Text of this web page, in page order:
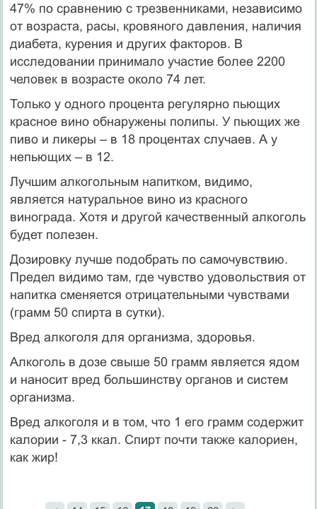
47% по сравнению с трезвенниками, независимо
от возраста, расы, кровяного давления, наличия
диабета, курения и других факторов. В
исследовании принимало участие более 2200
человек в возрасте около 74 лет.
Только у одного процента регулярно пьющих
красное вино обнаружены полипы. У пьющих же
пиво и ликеры – в 18 процентах случаев. А у
непьющих – в 12.
Лучшим алкогольным напитком, видимо,
является натуральное вино из красного
винограда. Хотя и другой качественный алкоголь
будет полезен.
Дозировку лучше подобрать по самочувствию.
Предел видимо там, где чувство удовольствия от
напитка сменяется отрицательными чувствами
(грамм 50 спирта в сутки).
Вред алкоголя для организма, здоровья.
Алкоголь в дозе свыше 50 грамм является ядом
и наносит вред большинству органов и систем
организма.
Вред алкоголя и в том, что 1 его грамм содержит
калории - 7,3 ккал. Спирт почти также калориен,
как жир!